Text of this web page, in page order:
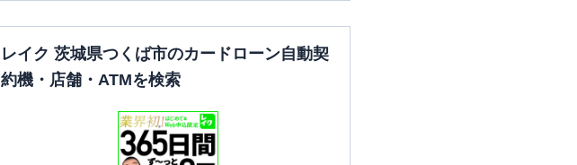
レイク 茨城県つくば市のカードローン自動契
約機・店舗・ATMを検索